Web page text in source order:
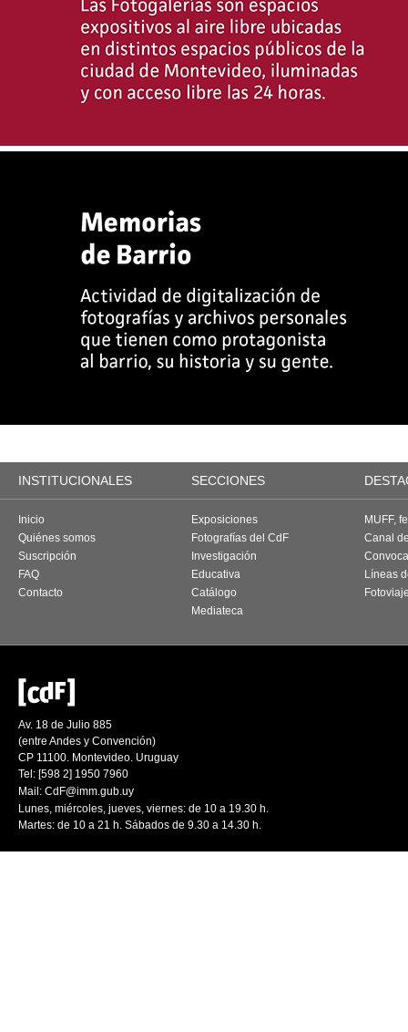
INSTITUCIONALES SECCIONES
Inicio
Quiénes somos
Suscripción
FAQ
Contacto
Exposiciones
Fotografías del CdF
Investigación
Educativa
Catálogo
Mediateca
MUFF,
Canal
Líneas
Av. 18 de Julio 885
(entre Andes y Convención)
CP 11100. Montevideo. Uruguay
Tel: [598 2] 1950 7960
Mail: CdF@imm.gub.uy
Lunes, miércoles, jueves, viernes: de 10 a 19.30 h.
Martes: de 10 a 21 h. Sábados de 9.30 a 14.30 h.